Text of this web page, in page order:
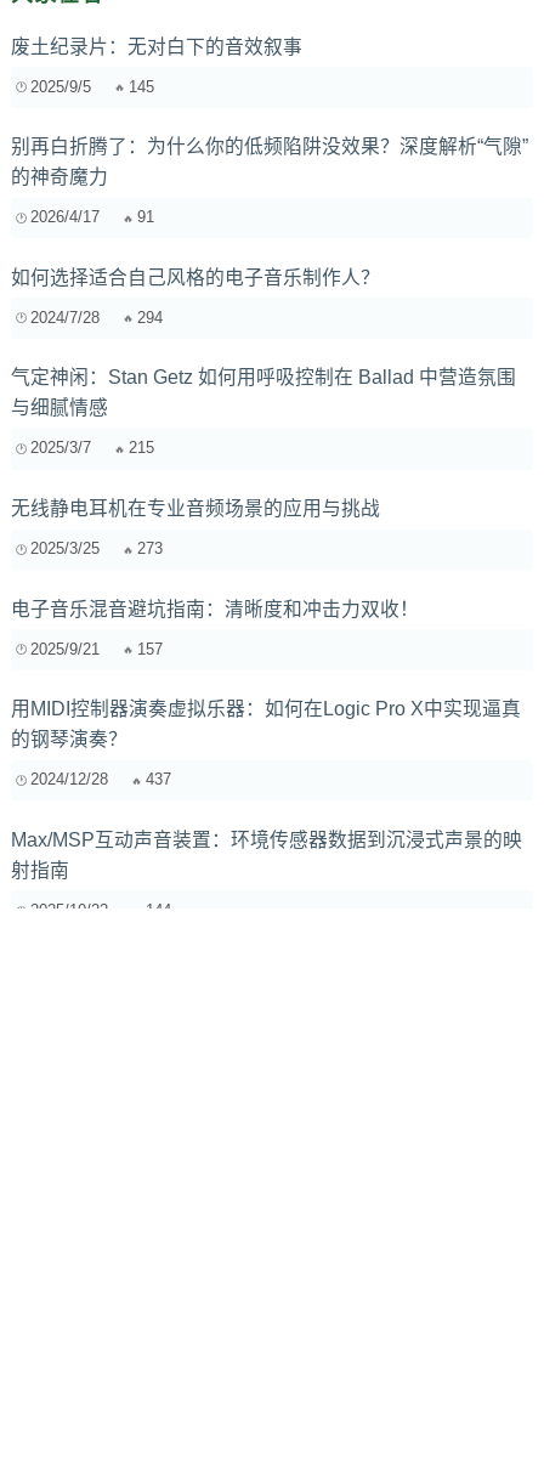
废土纪录片：无对白下的音效叙事
2025/9/5 145
别再白折腾了：为什么你的低频陷阱没效果？深度解析“气隙”
的神奇魔力
2026/4/17 91
如何选择适合自己风格的电子音乐制作人？
2024/7/28 294
气定神闲：Stan Getz 如何用呼吸控制在 Ballad 中营造氛围
与细腻情感
2025/3/7 215
无线静电耳机在专业音频场景的应用与挑战
2025/3/25 273
电子音乐混音避坑指南：清晰度和冲击力双收！
2025/9/21 157
用MIDI控制器演奏虚拟乐器：如何在Logic Pro X中实现逼真
的钢琴演奏？
2024/12/28 437
Max/MSP互动声音装置：环境传感器数据到沉浸式声景的映
射指南
2025/10/22 144